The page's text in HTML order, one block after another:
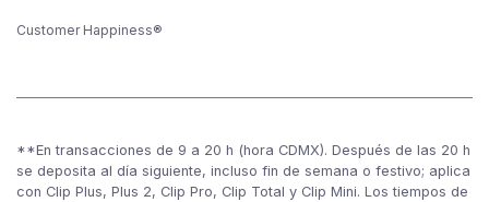
Customer Happiness®
**En transacciones de 9 a 20 h (hora CDMX). Después de las 20 h
se deposita al día siguiente, incluso fin de semana o festivo; aplica
con Clip Plus, Plus 2, Clip Pro, Clip Total y Clip Mini. Los tiempos de